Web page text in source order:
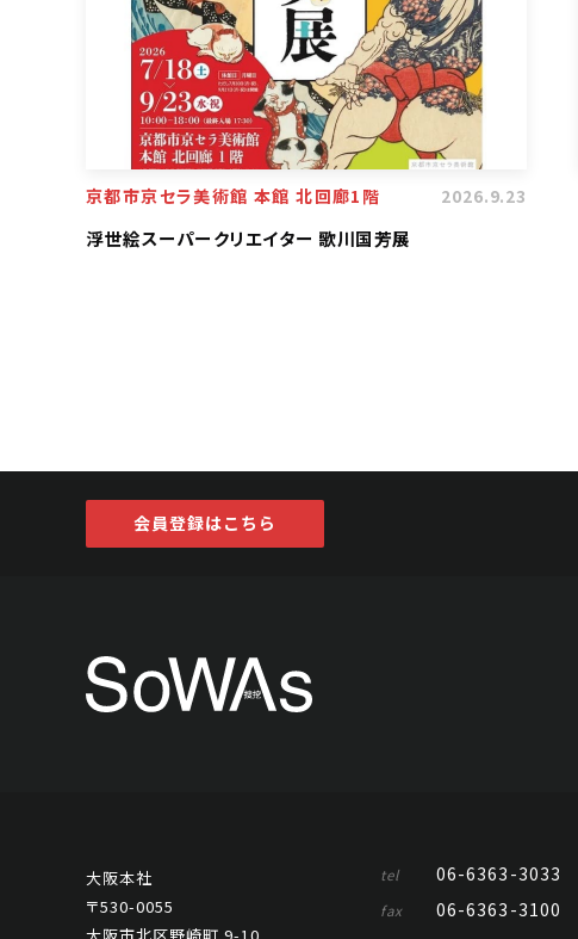
京都市京セラ美術館 本館 北回廊1階 2026.9.23
浮世絵スーパークリエイター 歌川国芳展
会員登録はこちら
大阪本社
〒530-0055
tel 06-6363-3033
fax 06-6363-3100